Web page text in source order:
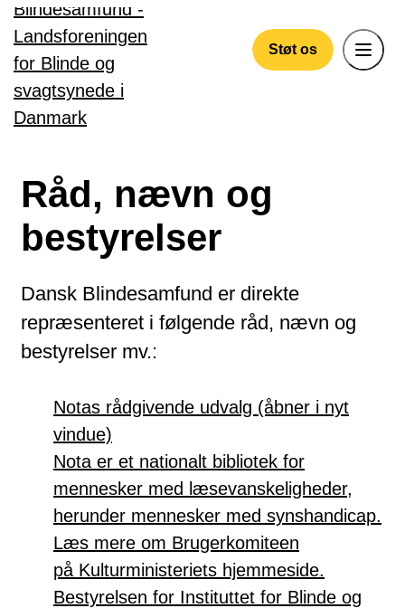
Gå til hovedindhold
Støt os
Råd, nævn og
bestyrelser
Dansk Blindesamfund er direkte
repræsenteret i følgende råd, nævn og
bestyrelser mv.:
Notas rådgivende udvalg (åbner i nyt
vindue)
Nota er et nationalt bibliotek for
mennesker med læsevanskeligheder,
herunder mennesker med synshandicap.
Læs mere om Brugerkomiteen
på Kulturministeriets hjemmeside.
Bestyrelsen for Instituttet for Blinde og